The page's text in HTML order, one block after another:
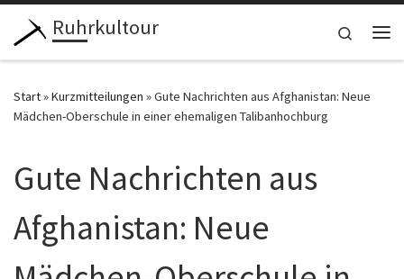
Zum Inhalt springen
Ruhrkultour
Search
Start»Kurzmitteilungen »Gute Nachrichten aus Afghanistan: Neue
Mädchen-Oberschule in einer ehemaligen Talibanhochburg
Gute Nachrichten aus
Afghanistan: Neue